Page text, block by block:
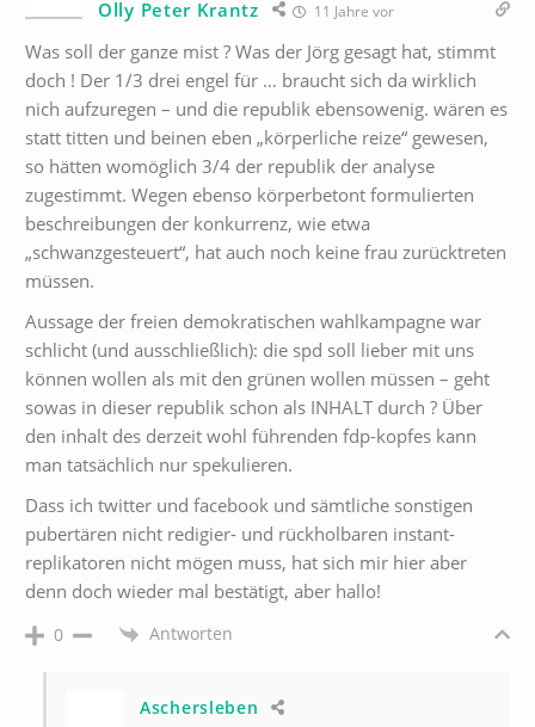
Olly Peter Krantz 11 Jahre vor
Was soll der ganze mist ? Was der Jörg gesagt hat, stimmt
doch ! Der 1/3 drei engel für … braucht sich da wirklich
nich aufzuregen – und die republik ebensowenig. wären es
statt titten und beinen eben „körperliche reize“ gewesen,
so hätten womöglich 3/4 der republik der analyse
zugestimmt. Wegen ebenso körperbetont formulierten
beschreibungen der konkurrenz, wie etwa
„schwanzgesteuert“, hat auch noch keine frau zurücktreten
müssen.
Aussage der freien demokratischen wahlkampagne war
schlicht (und ausschließlich): die spd soll lieber mit uns
können wollen als mit den grünen wollen müssen – geht
sowas in dieser republik schon als INHALT durch ? Über
den inhalt des derzeit wohl führenden fdp-kopfes kann
man tatsächlich nur spekulieren.
Dass ich twitter und facebook und sämtliche sonstigen
pubertären nicht redigier- und rückholbaren instant-
replikatoren nicht mögen muss, hat sich mir hier aber
denn doch wieder mal bestätigt, aber hallo!
0 Antworten
Aschersleben